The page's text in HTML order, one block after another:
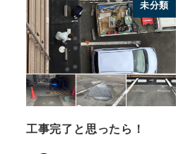
未分類
工事完了と思ったら！